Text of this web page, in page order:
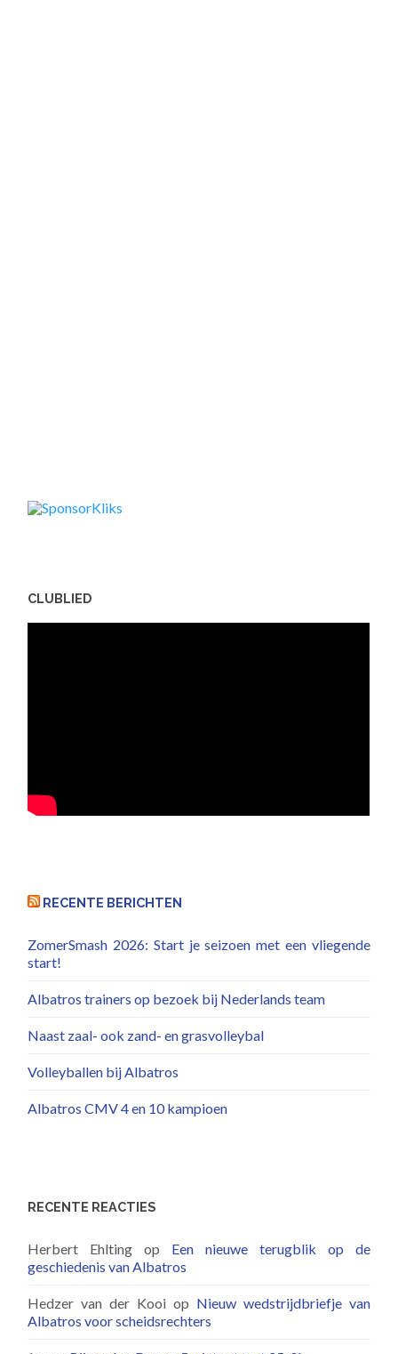
CLUBLIED
RECENTE BERICHTEN
ZomerSmash 2026: Start je seizoen met een vliegende
start!
Albatros trainers op bezoek bij Nederlands team
Naast zaal- ook zand- en grasvolleybal
Volleyballen bij Albatros
Albatros CMV 4 en 10 kampioen
RECENTE REACTIES
Herbert Ehlting op Een nieuwe terugblik op de
geschiedenis van Albatros
Hedzer van der Kooi op Nieuw wedstrijdbriefje van
Albatros voor scheidsrechters